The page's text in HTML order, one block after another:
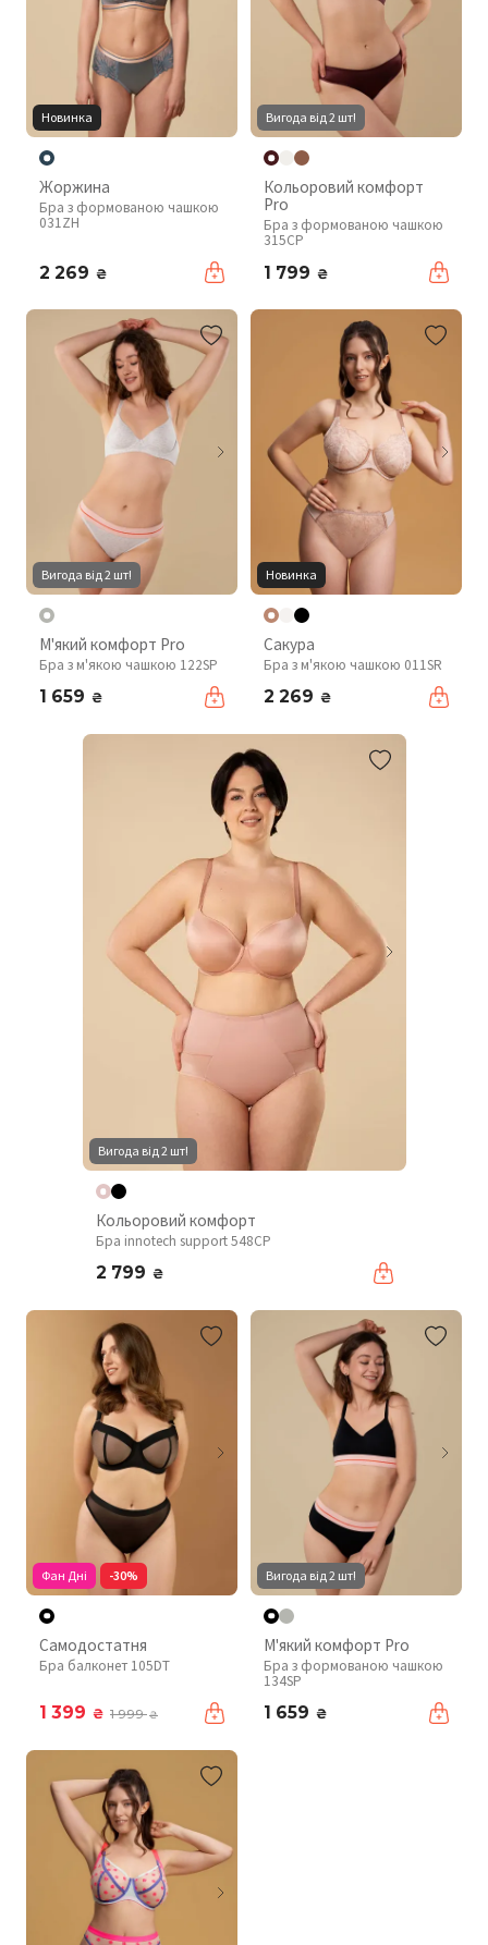
Новинка
Жоржина
Бра з формованою чашкою
031ZH
2 269 ₴
Вигода від 2 шт!
Кольоровий комфорт
Pro
Бра з формованою чашкою
315CP
1 799 ₴
Вигода від 2 шт!
М'який комфорт Pro
Бра з м'якою чашкою 122SP
1 659 ₴
Новинка
Сакура
Бра з м'якою чашкою 011SR
2 269 ₴
Вигода від 2 шт!
Кольоровий комфорт
Бра innotech support 548CP
2 799 ₴
Фан Дні -30%
Самодостатня
Бра балконет 105DT
1 399 ₴ 1 999₴
Вигода від 2 шт!
М'який комфорт Pro
Бра з формованою чашкою
134SP
1 659 ₴